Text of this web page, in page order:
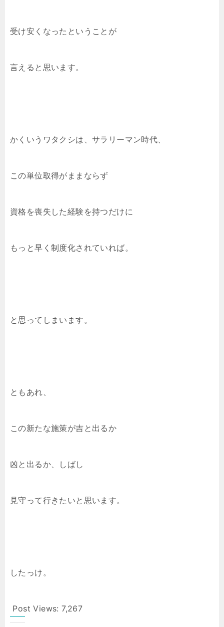
受け安くなったということが
言えると思います。
かくいうワタクシは、サラリーマン時代、
この単位取得がままならず
資格を喪失した経験を持つだけに
もっと早く制度化されていれば。
と思ってしまいます。
ともあれ、
この新たな施策が吉と出るか
凶と出るか、しばし
見守って行きたいと思います。
したっけ。
Post Views: 7,267